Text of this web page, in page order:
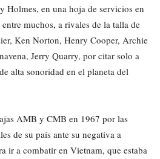
Holmes, en una hoja de servicios en
muchos, a rivales de la talla de
Ken Norton, Henry Cooper, Archie
Jerry Quarry, por citar solo a
alta sonoridad en el planeta del
AMB y CMB en 1967 por las
de su país ante su negativa a
ir a combatir en Vietnam, que estaba